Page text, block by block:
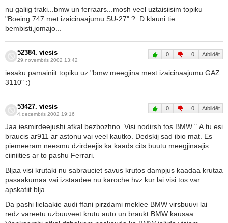
nu galiig traki...bmw un ferraars...mosh veel uztaisiisim topiku
"Boeing 747 met izaicinaajumu SU-27" ? :D klauni tie
bembisti,jomajo...
52384. viesis
29.novembris 2002 13:42
0 0 Atbildēt
iesaku pamainiit topiku uz "bmw meegjina mest izaicinaajumu GAZ
3110" :)
53427. viesis
4.decembris 2002 19:16
0 0 Atbildēt
Jaa iesmirdeejushi atkal bezbozhno. Visi nodirsh tos BMW " A tu esi
braucis ar911 ar astonu vai veel kautko. Dedskij sad ibio mat. Es
piemeeram neesmu dzirdeejis ka kaads cits buutu meegjinaajis
ciiniities ar to pashu Ferrari.
Bljaa visi krutaki nu sabrauciet savus krutos dampjus kaadaa krutaa
pasaakumaa vai izstaadee nu karoche hvz kur lai visi tos var
apskatiit blja.
Da pashi lielaakie audi ffani pirzdami meklee BMW virsbuuvi lai
redz vareetu uzbuuveet krutu auto un braukt BMW kausaa.